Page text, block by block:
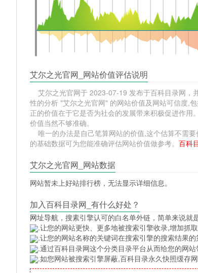
艾尔之光官网_网站价值评估说明
艾尔之光官网于 2023-07-19 发布于百科目录网，
性的分析 "艾尔之光官网" 的网站价值及网站可信度,
正的价值在于它是否为社会的发展带来积极促进作
价值当然不够准确。
唯一的办法是自己笔算网站的价值,这个估算不需
的基础数据可为您能准确评估网站价值做参考。百科
艾尔之光官网_网站数据
网站暂未上好站排行榜，无法显示详细信息。
加入百科目录网_有什么好处？
网址导航 ，搜素引擎认可的白名单外链，简单来说
.让您的网站更快、更多地被搜索引擎收录,增加抓
.让您的网站名称的关键词在搜索引擎的搜索结果
.通过百科目录网这个分类目录平台从而给您的网
.如您网站被搜索引擎屏蔽,百科目录永久快照缓存